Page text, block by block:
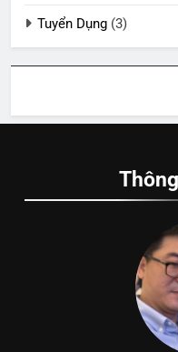
Tuyển Dụng (3)